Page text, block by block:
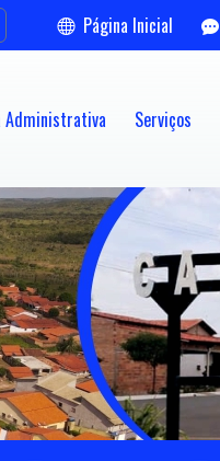
Página Inicial
Administrativa Serviços